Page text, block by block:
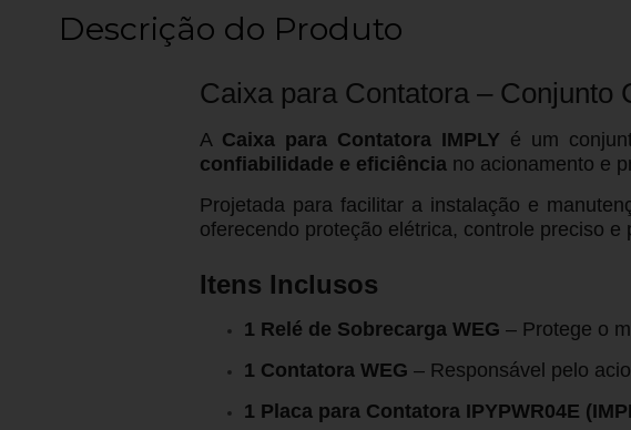
Descrição do Produto
Caixa para Contatora – Conjunto
A Caixa para Contatora IMPLY é um
confiabilidade e eficiência no acionamento e
Projetada para facilitar a instalação e
oferecendo proteção elétrica, controle preciso
Itens Inclusos
1 Relé de Sobrecarga WEG – Protege o
1 Contatora WEG – Responsável pelo
1 Placa para Contatora IPYPWR04E